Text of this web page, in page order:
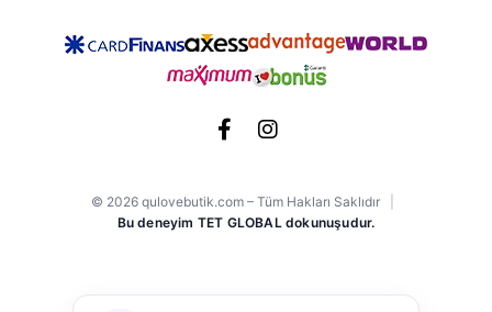
© 2026 qulovebutik.com – Tüm Hakları Saklıdır
Bu deneyim TET GLOBAL dokunuşudur.